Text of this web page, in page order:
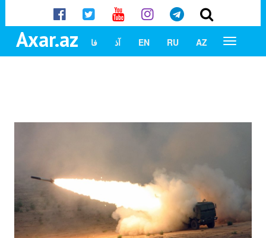
Axar.az AZ
RU
EN آذ فا